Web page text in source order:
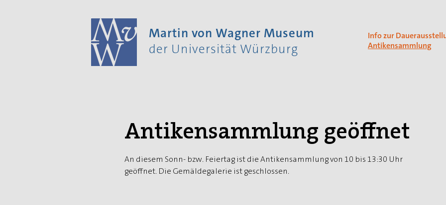
Martin von Wagner Museum
der Universität Würzburg
Info zur
Antikensammlung
Antikensammlung geöffnet
An diesem Sonn- bzw. Feiertag ist die Antikensammlung von 10 bis 13:30 Uhr
geöffnet. Die Gemäldegalerie ist geschlossen.